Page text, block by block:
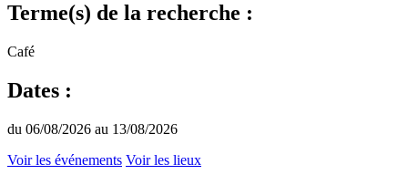
Terme(s) de la recherche :
Café
Dates :
du 06/08/2026 au 13/08/2026
Voir les événements Voir les lieux